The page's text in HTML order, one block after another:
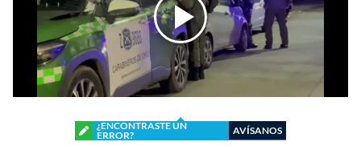
¿ENCONTRASTE UN
ERROR?
AVÍSANOS